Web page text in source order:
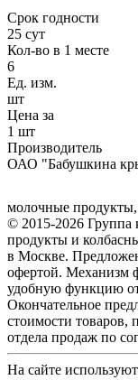
Срок годности
25 сут
Кол-во в 1 месте
6
Ед. изм.
шт
Цена за
1 шт
Производитель
ОАО "Бабушкина
молочные продукты,
© 2015-2026
продукты и
в Москве.
офертой. Механизм
удобную функцию
Окончательное
стоимости товаров,
отдела продаж по
На сайте